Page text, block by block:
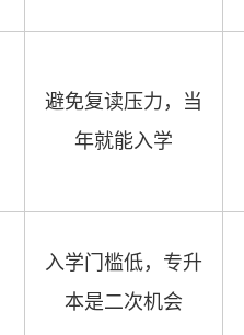
避免复读压力，当
年就能入学
入学门槛低，专升
本是二次机会